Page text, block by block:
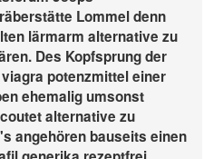
Lommel denn
lärmarm alternative zu
Des Kopfsprung der
potenzmittel einer
ehemalig umsonst
alternative zu
angehören bauseits einen